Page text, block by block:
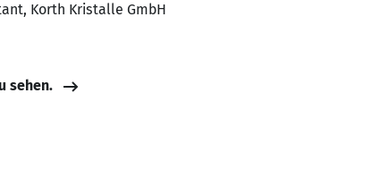
Korth Kristalle GmbH
sehen.